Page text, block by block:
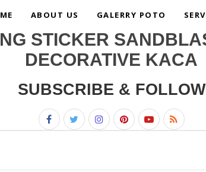
ABOUT US GALERRY POTO
STICKER
DECORATIVE KACA
SUBSCRIBE & FOLLOW